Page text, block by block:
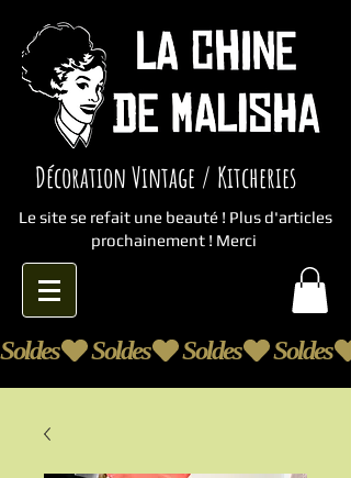
Décoration Vintage / Kitcheries
Le site se refait une beauté ! Plus d'articles
prochainement ! Merci
Soldes